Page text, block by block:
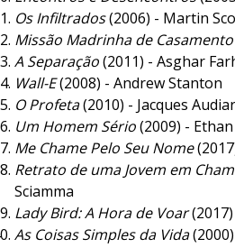
Os Infiltrados(2006) - Martin
Missão Madrinha de Casamento
A Separação(2011) - Asghar
Wall-E(2008) - Andrew Stanton
O Profeta(2010) - Jacques
Um Homem Sério(2009) -
Me Chame Pelo Seu Nome
Retrato de uma Jovem em
Sciamma
Lady Bird: A Hora de Voar
As Coisas Simples da Vida